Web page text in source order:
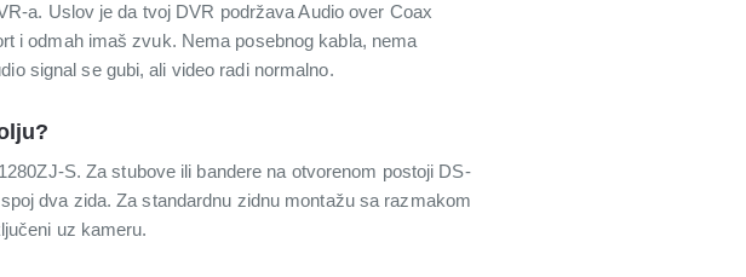
a. Uslov je da tvoj DVR podržava Audio over Coax
i odmah imaš zvuk. Nema posebnog kabla, nema
signal se gubi, ali video radi normalno.
S. Za stubove ili bandere na otvorenom postoji DS-
dva zida. Za standardnu zidnu montažu sa razmakom
uz kameru.